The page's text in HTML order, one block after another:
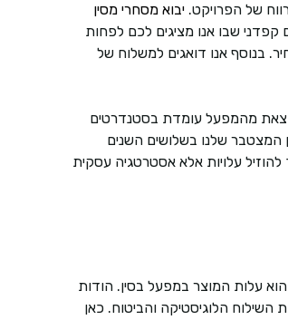
של הפרויקט.יבוא מסחרי מסין
קפדני שבו אנו מציגים לכם לפחות
בנוסף אנו דואגים למשלוח של
מהמפעל עומדת בסטנדרטים
המצטבר שלנו בשלושים השנים
עלויות אלא אסטרטגיה עסקית
עלות המוצר במפעל בסין. הודות
השילוח הלוגיסטיקה והביטוח. כאן